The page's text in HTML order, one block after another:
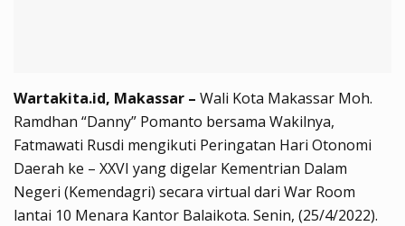
Wartakita.id, Makassar – Wali Kota Makassar Moh.
Ramdhan “Danny” Pomanto bersama Wakilnya,
Fatmawati Rusdi mengikuti Peringatan Hari Otonomi
Daerah ke – XXVI yang digelar Kementrian Dalam
Negeri (Kemendagri) secara virtual dari War Room
lantai 10 Menara Kantor Balaikota. Senin, (25/4/2022).